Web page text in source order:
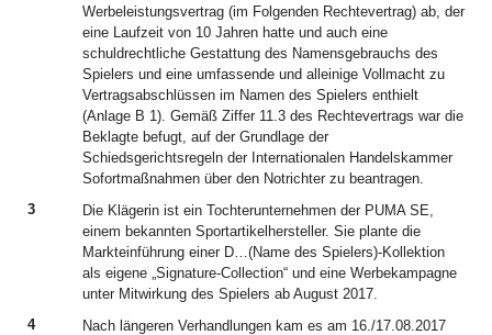
Werbeleistungsvertrag (im Folgenden Rechtevertrag) ab, der
eine Laufzeit von 10 Jahren hatte und auch eine
schuldrechtliche Gestattung des Namensgebrauchs des
Spielers und eine umfassende und alleinige Vollmacht zu
Vertragsabschlüssen im Namen des Spielers enthielt
(Anlage B 1). Gemäß Ziffer 11.3 des Rechtevertrags war die
Beklagte befugt, auf der Grundlage der
Schiedsgerichtsregeln der Internationalen Handelskammer
Sofortmaßnahmen über den Notrichter zu beantragen.
3
Die Klägerin ist ein Tochterunternehmen der PUMA SE,
einem bekannten Sportartikelhersteller. Sie plante die
Markteinführung einer D…(Name des Spielers)-Kollektion
als eigene „Signature-Collection“ und eine Werbekampagne
unter Mitwirkung des Spielers ab August 2017.
4
Nach längeren Verhandlungen kam es am 16./17.08.2017